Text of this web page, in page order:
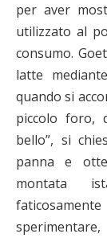
per aver
utilizzato al
consumo.
latte
quando si
piccolo foro,
bello”, si
panna e
montata